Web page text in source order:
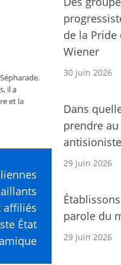
il a
et la
affiliés
État
de la
Wiener
30 juin 2026
Dans
prendre
29 juin 2026
parole du
29 juin 2026